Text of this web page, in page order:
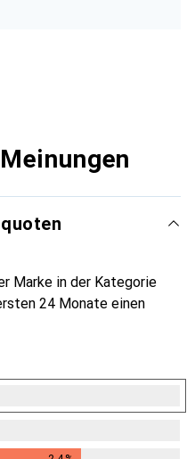
Marke in der Kategorie
24 Monate einen